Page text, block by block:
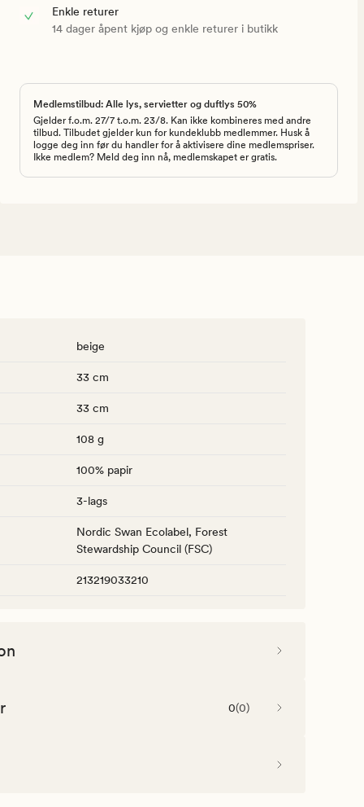
Enkle returer
14 dager åpent kjøp og enkle returer i butikk
Medlemstilbud: Alle lys, servietter og duftlys 50%
Gjelder f.o.m. 27/7 t.o.m. 23/8. Kan ikke kombineres med andre
tilbud. Tilbudet gjelder kun for kundeklubb medlemmer. Husk å
logge deg inn før du handler for å aktivisere dine medlemspriser.
Ikke medlem? Meld deg inn nå, medlemskapet er gratis.
beige
33 cm
33 cm
108 g
100% papir
3-lags
Nordic Swan Ecolabel, Forest
Stewardship Council (FSC)
213219033210
0(0)